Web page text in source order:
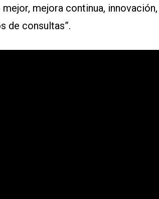
mejora continua, innovación,
de consultas”.